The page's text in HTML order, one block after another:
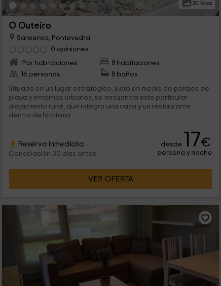
20 Fotos
O Outeiro
Sanxenxo, Pontevedra
0 opiniones
Por habitaciones
8 habitaciones
16 personas
8 baños
Situado en un lugar estratégico, justo en medio de parajes de
playa y entornos urbanos, se encuentra este particular
alojamiento rural, que integra una casa y un restaurante
dentro de la misma...
Reserva inmediata
Cancelación 30 días antes
desde 17€
persona y noche
VER OFERTA